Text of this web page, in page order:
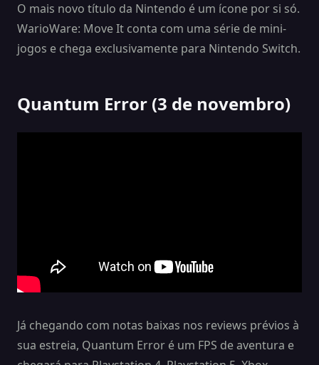
O mais novo título da Nintendo é um ícone por si só.
WarioWare: Move It conta com uma série de mini-
jogos e chega exclusivamente para Nintendo Switch.
Quantum Error (3 de novembro)
Já chegando com notas baixas nos reviews prévios à
sua estreia, Quantum Error é um FPS de aventura e